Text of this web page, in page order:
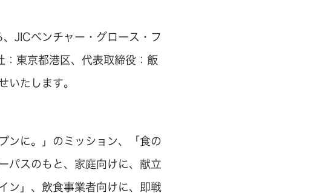
JICベンチャー・グロース・フ
：東京都港区、代表取締役：飯
いたします。
ンに。」のミッション、「食の
パスのもと、家庭向けに、献立
ン」、飲食事業者向けに、即戦